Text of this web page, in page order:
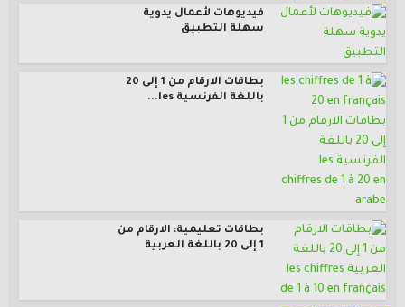
فيديوهات لأعمال يدوية
سهلة التطبيق
بطاقات الارقام من 1 إلى 20
باللغة الفرنسية les...
بطاقات تعليمية: الارقام من
1 إلى 20 باللغة العربية